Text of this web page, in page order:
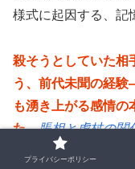
様式に起因する、記
殺そうとしていた相
う、前代未聞の経
も湧き上がる感情の
た。脹相と虎杖の関
察が行われています。
プライバシーポリシー